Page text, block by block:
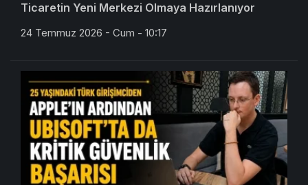
Ticaretin Yeni Merkezi Olmaya Hazırlanıyor
24 Temmuz 2026 - Cum - 10:17